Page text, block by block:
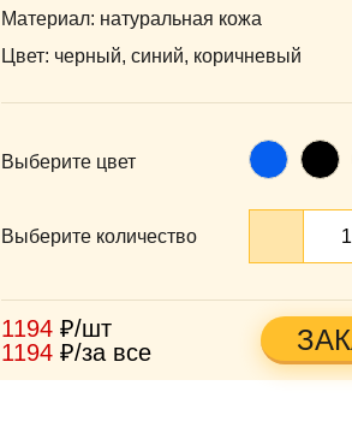
Материал: натуральная кожа
Цвет: черный, синий, коричневый
Выберите цвет
Синий
Выберите количество
1194 ₽/шт
1194 ₽/за все